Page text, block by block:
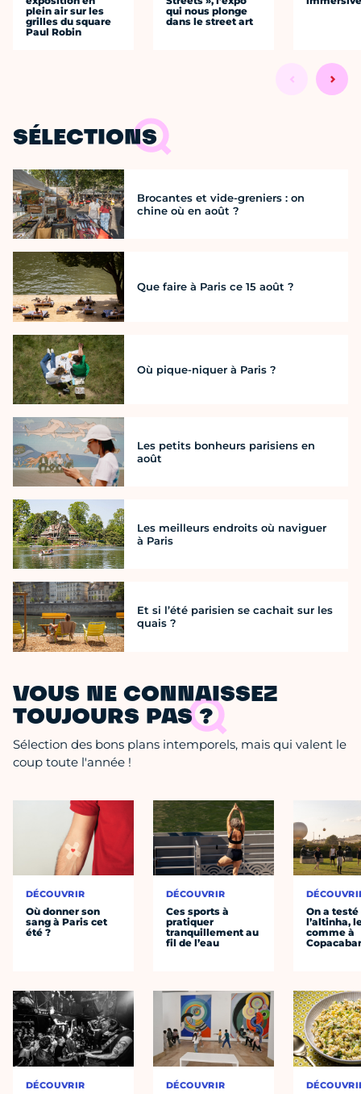
plein air sur les
grilles du square
Paul Robin
qui nous plonge
dans le street art
SÉLECTIONS
Brocantes et vide-greniers : on
chine où en août ?
Que faire à Paris ce 15 août ?
Où pique-niquer à Paris ?
Les petits bonheurs parisiens en
août
Les meilleurs endroits où naviguer
à Paris
Et si l’été parisien se cachait sur les
quais ?
VOUS NE CONNAISSEZ
TOUJOURS PAS ?
Sélection des bons plans intemporels, mais qui valent le
coup toute l'année !
DÉCOUVRIR
Où donner son
sang à Paris cet
été ?
DÉCOUVRIR
DÉCOUVRIR
Ces sports à
pratiquer
tranquillement au
fil de l’eau
DÉCOUVRIR
On a testé
l’altinha,
comme à